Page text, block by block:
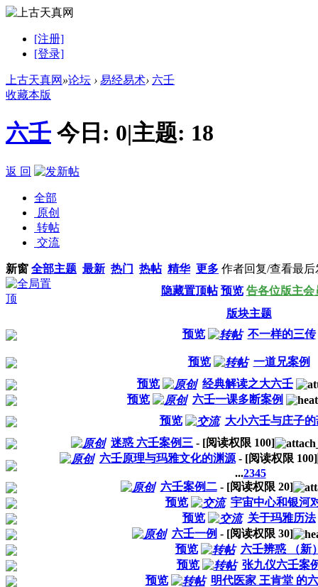
[注册]
[登录]
上古天真网 »论坛 › 易经易术› 六壬
收藏本版
六壬 今日: 0|主题: 18
返 回
全部
原创
转帖
交流
新窗 全部主题 最新 热门 热帖 精华 更多 作者回复/查看最后
隐藏置顶帖 预览 告各位版主会
版块主题
预览
不一样的三传
预览
一道兄案例
预览
经典解读之大六壬
预览
六壬一课多断案例
预览
大小六壬与庄子的
迷惑 六壬案例三 - [阅读权限 100]
六壬原理与玛雅文化的渊源 - [阅读权限 100]
...2345
六壬案例二- [阅读权限 20]
预览
宇宙中心和银河
预览
关于玛雅历法
六壬一例 - [阅读权限 30]
预览
六壬辨惑 （新
预览
张九仪六壬案
预览
明代医家 王肯堂 的